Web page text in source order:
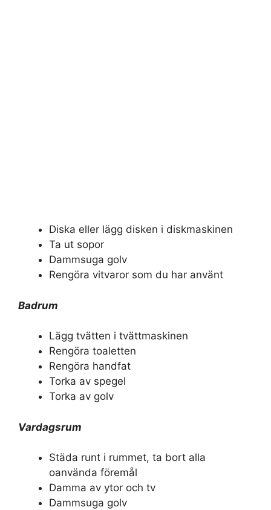
Diska eller lägg disken i diskmaskinen
Ta ut sopor
Dammsuga golv
Rengöra vitvaror som du har använt
Badrum
Lägg tvätten i tvättmaskinen
Rengöra toaletten
Rengöra handfat
Torka av spegel
Torka av golv
Vardagsrum
Städa runt i rummet, ta bort alla
oanvända föremål
Damma av ytor och tv
Dammsuga golv